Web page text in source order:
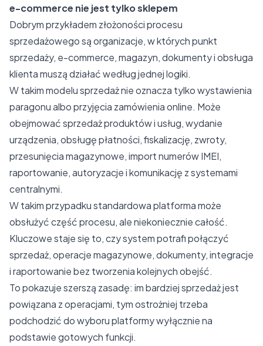
e-commerce nie jest tylko sklepem
Dobrym przykładem złożoności procesu
sprzedażowego są organizacje, w których punkt
sprzedaży, e-commerce, magazyn, dokumenty i obsługa
klienta muszą działać według jednej logiki.
W takim modelu sprzedaż nie oznacza tylko wystawienia
paragonu albo przyjęcia zamówienia online. Może
obejmować sprzedaż produktów i usług, wydanie
urządzenia, obsługę płatności, fiskalizację, zwroty,
przesunięcia magazynowe, import numerów IMEI,
raportowanie, autoryzacje i komunikację z systemami
centralnymi.
W takim przypadku standardowa platforma może
obsłużyć część procesu, ale niekoniecznie całość.
Kluczowe staje się to, czy system potrafi połączyć
sprzedaż, operacje magazynowe, dokumenty, integracje
i raportowanie bez tworzenia kolejnych obejść.
To pokazuje szerszą zasadę: im bardziej sprzedaż jest
powiązana z operacjami, tym ostrożniej trzeba
podchodzić do wyboru platformy wyłącznie na
podstawie gotowych funkcji.